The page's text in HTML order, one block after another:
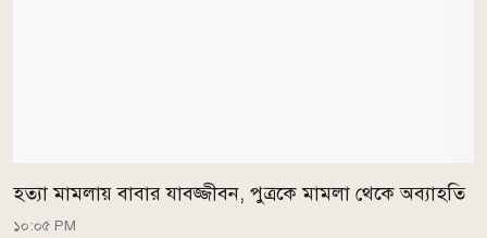
হত্যা মামলায় বাবার যাবজ্জীবন, পুত্রকে মামলা থেকে অব্যাহতি
১০:০৫ PM